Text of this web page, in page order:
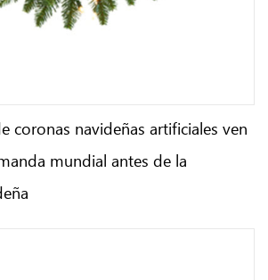
coronas navideñas artificiales ven
mundial antes de la